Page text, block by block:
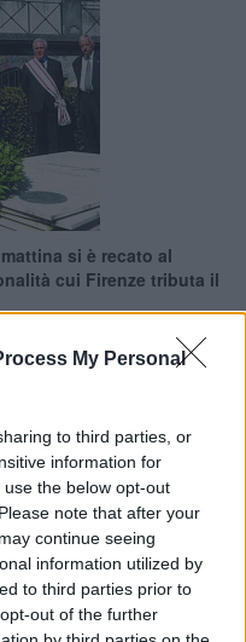
My Personal
to third parties, or
information for
the below opt-out
note that after your
continue seeing
information utilized by
to third parties prior to
out of the further
si è recato al
cui Firenze tributa il
Spadolini.
regionale e
giugno avrebbe compiuto
studioso ma anche
della
della Repubblica ad
del
Spadolini alla cultura del